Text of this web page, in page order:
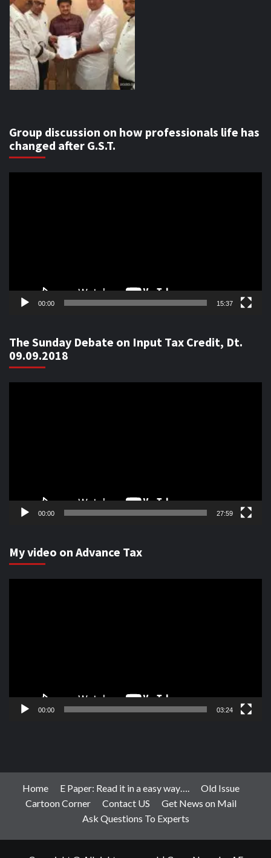
Group discussion on how professionals life has
changed after G.S.T.
00:00 15:37
The Sunday Debate on Input Tax Credit, Dt.
09.09.2018
00:00 27:59
My video on Advance Tax
00:00 03:24
Home E Paper: Read it in a easy way….
Old Issue
Cartoon Corner
Contact US
Get News on Mail
Ask Questions To Experts